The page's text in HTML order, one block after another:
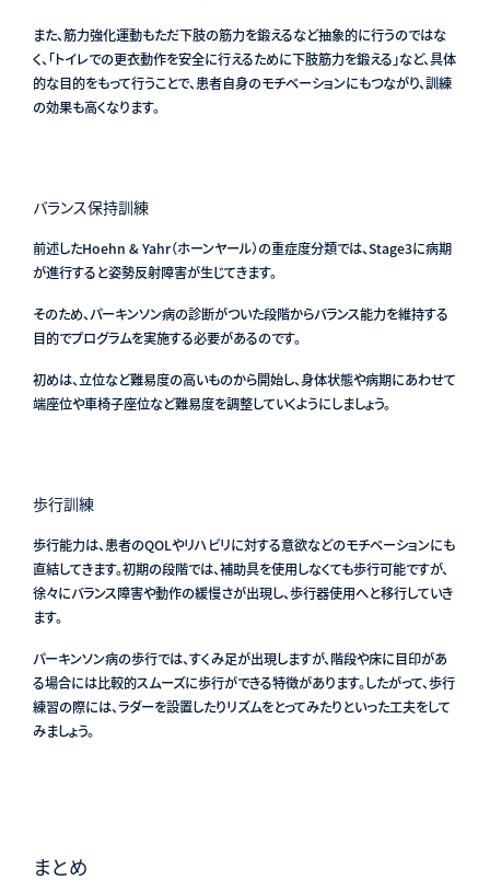
また、筋力強化運動もただ下肢の筋力を鍛えるなど抽象的に行うのではな
く、「トイレでの更衣動作を安全に行えるために下肢筋力を鍛える」など、具体
的な目的をもって行うことで、患者自身のモチベーションにもつながり、訓練
の効果も高くなります。
バランス保持訓練
前述したHoehn & Yahr（ホーンヤール）の重症度分類では、Stage3に病期
が進行すると姿勢反射障害が生じてきます。
そのため、パーキンソン病の診断がついた段階からバランス能力を維持する
目的でプログラムを実施する必要があるのです。
初めは、立位など難易度の高いものから開始し、身体状態や病期にあわせて
端座位や車椅子座位など難易度を調整していくようにしましょう。
歩行訓練
歩行能力は、患者のQOLやリハビリに対する意欲などのモチベーションにも
直結してきます。初期の段階では、補助具を使用しなくても歩行可能ですが、
徐々にバランス障害や動作の緩慢さが出現し、歩行器使用へと移行していき
ます。
パーキンソン病の歩行では、すくみ足が出現しますが、階段や床に目印があ
る場合には比較的スムーズに歩行ができる特徴があります。したがって、歩行
練習の際には、ラダーを設置したりリズムをとってみたりといった工夫をして
みましょう。
まとめ